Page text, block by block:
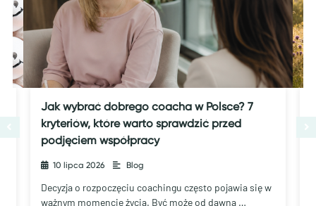
Jak wybrać dobrego coacha w Polsce? 7
kryteriów, które warto sprawdzić przed
podjęciem współpracy
10 lipca 2026 Blog
Decyzja o rozpoczęciu coachingu często pojawia się w
ważnym momencie życia. Być może od dawna …